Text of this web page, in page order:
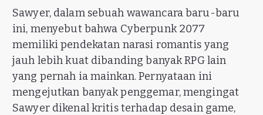
Sawyer, dalam sebuah wawancara baru-baru
ini, menyebut bahwa Cyberpunk 2077
memiliki pendekatan narasi romantis yang
jauh lebih kuat dibanding banyak RPG lain
yang pernah ia mainkan. Pernyataan ini
mengejutkan banyak penggemar, mengingat
Sawyer dikenal kritis terhadap desain game,